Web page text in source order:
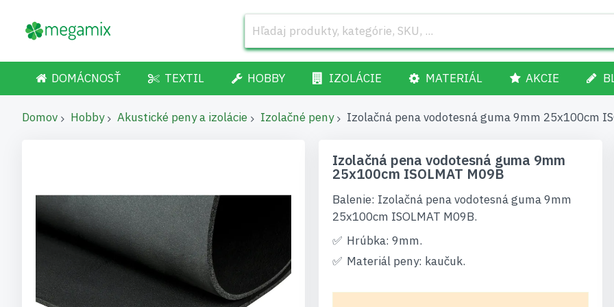
DOMÁCNOSŤ TEXTIL HOBBY IZOLÁCIE MATERIÁL AKCIE
Domov Hobby Akustické peny a izolácie Izolačné peny Izolačná pena vodotesná guma 9mm 25x100cm
koniec
galérie
obrázkov
Izolačná pena vodotesná guma 9mm
25x100cm ISOLMAT M09B
Balenie: Izolačná pena vodotesná guma 9mm
25x100cm ISOLMAT M09B.
Hrúbka: 9mm.
Materiál peny: kaučuk.